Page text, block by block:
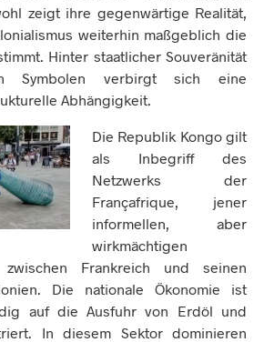
zeigt ihre gegenwärtige Realität,
weiterhin maßgeblich die
Hinter staatlicher Souveränität
Symbolen verbirgt sich eine
Abhängigkeit.
Die Republik Kongo gilt
als Inbegriff des
Netzwerks der
Françafrique, jener
informellen, aber
wirkmächtigen
zwischen Frankreich und seinen
Die nationale Ökonomie ist
auf die Ausfuhr von Erdöl und
In diesem Sektor dominieren